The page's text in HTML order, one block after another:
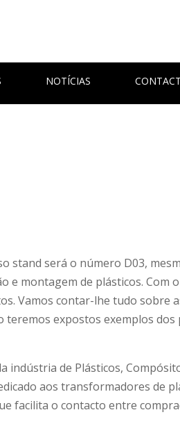
NOTÍCIAS
stand será o número D03,
e montagem de plásticos. Com
Vamos contar-lhe tudo sobre
teremos expostos exemplos
indústria de Plásticos,
aos transformadores de
facilita o contacto entre